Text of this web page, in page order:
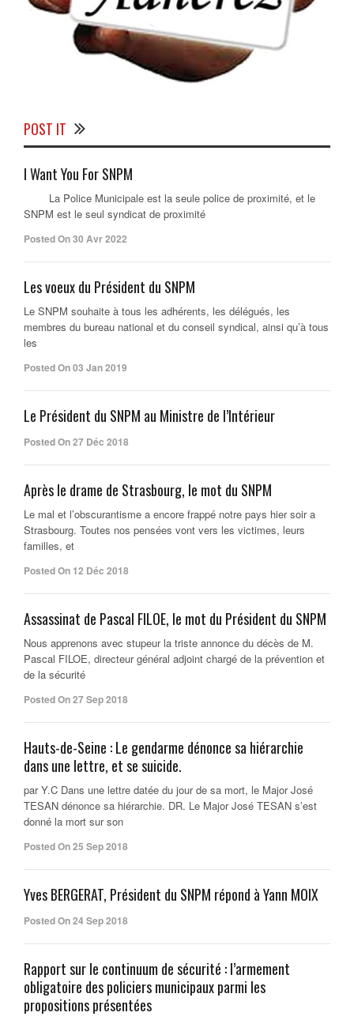
POST IT
I Want You For SNPM
La Police Municipale est la seule police de proximité, et le
SNPM est le seul syndicat de proximité
Posted On 30 Avr 2022
Les voeux du Président du SNPM
Le SNPM souhaite à tous les adhérents, les délégués, les
membres du bureau national et du conseil syndical, ainsi qu’à tous
les
Posted On 03 Jan 2019
Le Président du SNPM au Ministre de l’Intérieur
Posted On 27 Déc 2018
Après le drame de Strasbourg, le mot du SNPM
Le mal et l’obscurantisme a encore frappé notre pays hier soir a
Strasbourg. Toutes nos pensées vont vers les victimes, leurs
familles, et
Posted On 12 Déc 2018
Assassinat de Pascal FILOE, le mot du Président du SNPM
Nous apprenons avec stupeur la triste annonce du décès de M.
Pascal FILOE, directeur général adjoint chargé de la prévention et
de la sécurité
Posted On 27 Sep 2018
Hauts-de-Seine : Le gendarme dénonce sa hiérarchie
dans une lettre, et se suicide.
par Y.C Dans une lettre datée du jour de sa mort, le Major José
TESAN dénonce sa hiérarchie. DR. Le Major José TESAN s’est
donné la mort sur son
Posted On 25 Sep 2018
Yves BERGERAT, Président du SNPM répond à Yann MOIX
Posted On 24 Sep 2018
Rapport sur le continuum de sécurité : l’armement
obligatoire des policiers municipaux parmi les
propositions présentées